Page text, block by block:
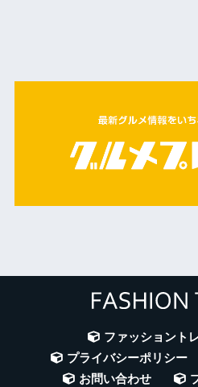
ファッショント
プライバシーポリシー
お問い合わせ